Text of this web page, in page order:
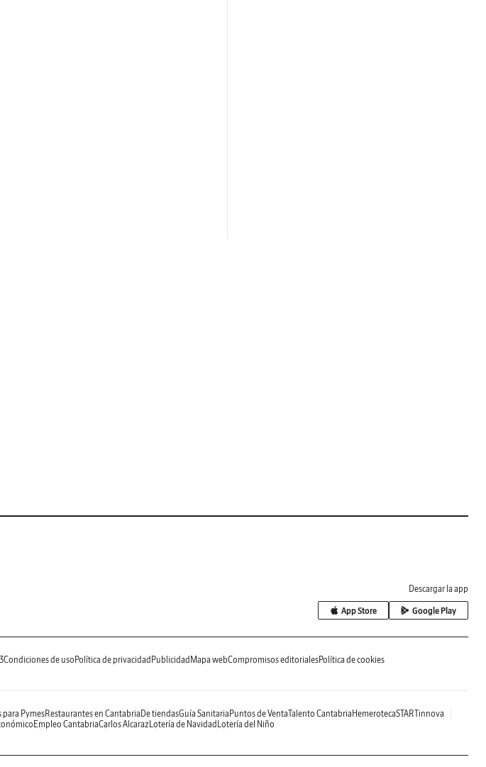
Descargar la app
App Store Google Play
Condiciones de uso Política de privacidad Publicidad Mapa webCompromisos editorialesPolítica de cookies
PymesRestaurantes en Cantabria De tiendasGuía Sanitaria Puntos de VentaTalento Cantabria HemerotecaSTARTinnova
Empleo CantabriaCarlos AlcarazLotería de Navidad Lotería del Niño